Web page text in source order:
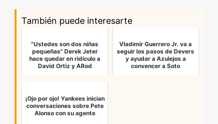
También puede interesarte
"Ustedes son dos niñas
pequeñas" Derek Jeter
hace quedar en ridículo a
David Ortiz y ARod
Vladimir Guerrero Jr. va a
seguir los pasos de Devers
y ayudar a Azulejos a
convencer a Soto
¡Ojo por ojo! Yankees inician
conversaciones sobre Pete
Alonso con su agente